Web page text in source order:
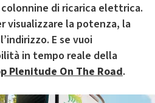
di ricarica elettrica.
visualizzare la potenza, la
E se vuoi
in tempo reale della
Plenitude On The Road.